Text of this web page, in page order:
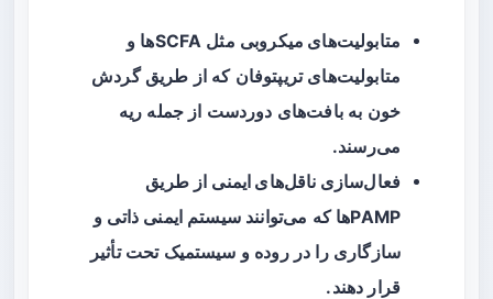
متابولیت‌های میکروبی
مثل SCFAها و
متابولیت‌های تریپتوفان که از طریق گردش
خون به بافت‌های دوردست از جمله ریه
می‌رسند.
فعال‌سازی ناقل‌های ایمنی از طریق
PAMPها که می‌توانند سیستم ایمنی ذاتی و
سازگاری را در روده و سیستمیک تحت تأثیر
قرار دهند.